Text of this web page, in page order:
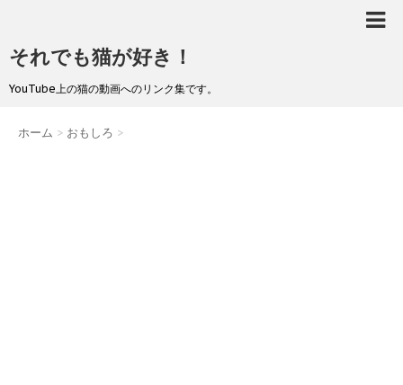
それでも猫が好き！
YouTube上の猫の動画へのリンク集です。
ホーム > おもしろ >